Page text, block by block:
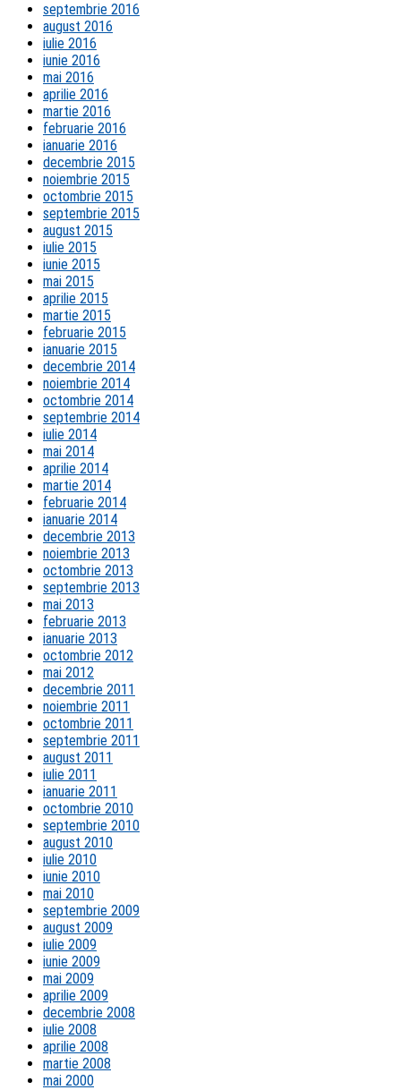
septembrie 2016
august 2016
iulie 2016
iunie 2016
mai 2016
aprilie 2016
martie 2016
februarie 2016
ianuarie 2016
decembrie 2015
noiembrie 2015
octombrie 2015
septembrie 2015
august 2015
iulie 2015
iunie 2015
mai 2015
aprilie 2015
martie 2015
februarie 2015
ianuarie 2015
decembrie 2014
noiembrie 2014
octombrie 2014
septembrie 2014
iulie 2014
mai 2014
aprilie 2014
martie 2014
februarie 2014
ianuarie 2014
decembrie 2013
noiembrie 2013
octombrie 2013
septembrie 2013
mai 2013
februarie 2013
ianuarie 2013
octombrie 2012
mai 2012
decembrie 2011
noiembrie 2011
octombrie 2011
septembrie 2011
august 2011
iulie 2011
ianuarie 2011
octombrie 2010
septembrie 2010
august 2010
iulie 2010
iunie 2010
mai 2010
septembrie 2009
august 2009
iulie 2009
iunie 2009
mai 2009
aprilie 2009
decembrie 2008
iulie 2008
aprilie 2008
martie 2008
mai 2000